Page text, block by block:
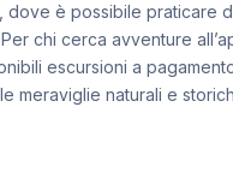
dove è possibile praticare
chi cerca avventure
escursioni a
meraviglie naturali e